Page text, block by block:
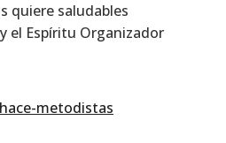
quiere saludables
el Espíritu Organizador
metodistas